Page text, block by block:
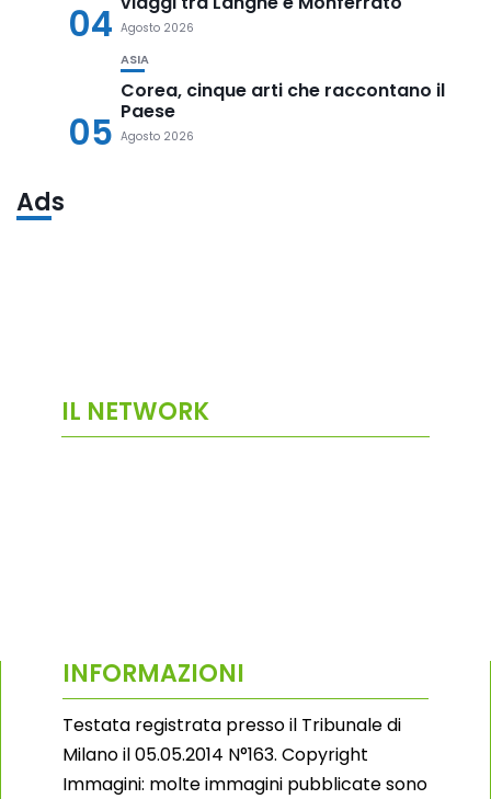
04 Agosto 2026
05
ASIA
Corea, cinque arti che raccontano il
Paese
Agosto 2026
Ads
IL NETWORK
INFORMAZIONI
Testata registrata presso il Tribunale di
Milano il 05.05.2014 N°163. Copyright
Immagini: molte immagini pubblicate sono